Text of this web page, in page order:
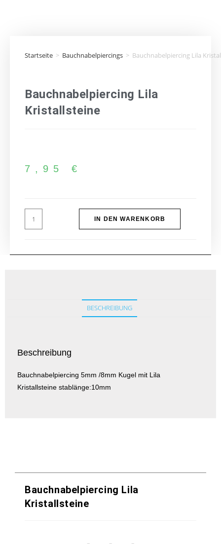
Startseite > Bauchnabelpiercings > Bauchnabelpiercing Lila
Bauchnabelpiercing Lila
Kristallsteine
7,95 €
IN DEN WARENKORB
BESCHREIBUNG
Beschreibung
Bauchnabelpiercing 5mm /8mm Kugel mit Lila
Kristallsteine stablänge:10mm
Bauchnabelpiercing Lila
Kristallsteine